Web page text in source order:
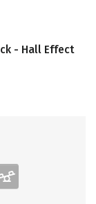
- Hall Effect